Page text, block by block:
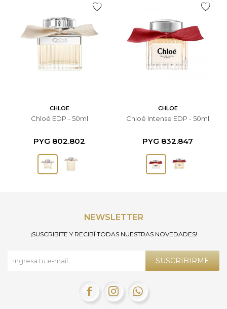
CHLOE
Chloé EDP - 50ml
PYG 802.802
CHLOE
Chloé Intense EDP - 50ml
PYG 832.847
NEWSLETTER
¡SUSCRIBITE Y RECIBÍ TODAS NUESTRAS NOVEDADES!
SUSCRIBIRME
  